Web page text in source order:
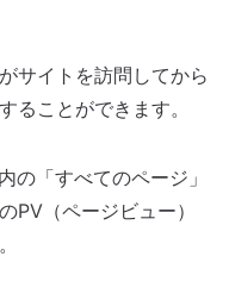
サイトを訪問してから
ることができます。
の「すべてのページ」
PV（ページビュー）